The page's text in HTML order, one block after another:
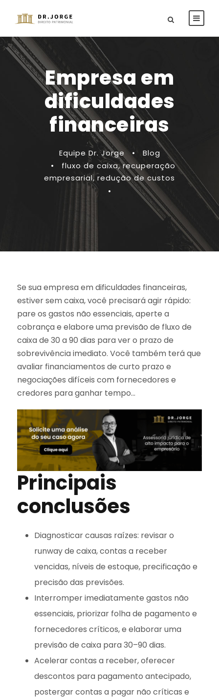
Empresa em
dificuldades
financeiras
Equipe Dr. Jorge •
Blog
•
fluxo de caixa, recuperação
empresarial, redução de custos
•
Se sua empresa em dificuldades financeiras,
estiver sem caixa, você precisará agir rápido:
pare os gastos não essenciais, aperte a
cobrança e elabore uma previsão de fluxo de
caixa de 30 a 90 dias para ver o prazo de
sobrevivência imediato. Você também terá que
avaliar financiamentos de curto prazo e
negociações difíceis com fornecedores e
credores para ganhar tempo…
Principais
conclusões
Diagnosticar causas raízes: revisar o
runway de caixa, contas a receber
vencidas, níveis de estoque, precificação e
precisão das previsões.
Interromper imediatamente gastos não
essenciais, priorizar folha de pagamento e
fornecedores críticos, e elaborar uma
previsão de caixa para 30–90 dias.
Acelerar contas a receber, oferecer
descontos para pagamento antecipado,
postergar contas a pagar não críticas e